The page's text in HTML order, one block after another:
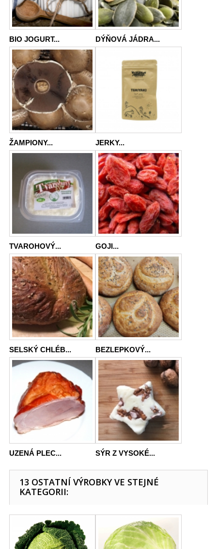
BIO JOGURT... DÝŇOVÁ JÁDRA...
ŽAMPIONY... JERKY...
TVAROHOVÝ... GOJI...
SELSKÝ CHLÉB... BEZLEPKOVÝ...
UZENÁ PLEC... SÝR Z VYSOKÉ...
13 OSTATNÍ VÝROBKY VE STEJNÉ
KATEGORII: